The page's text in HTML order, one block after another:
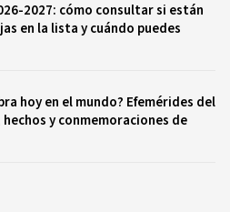
2027: cómo consultar si están
en la lista y cuándo puedes
hoy en el mundo? Efemérides del
y conmemoraciones de